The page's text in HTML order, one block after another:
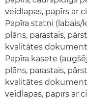
veidlapas, papīrs ar
Papīra statņi (labais/
plāns, parastais,
kvalitātes
Papīra kasete
plāns, parastais,
kvalitātes
veidlapas, papīrs ar